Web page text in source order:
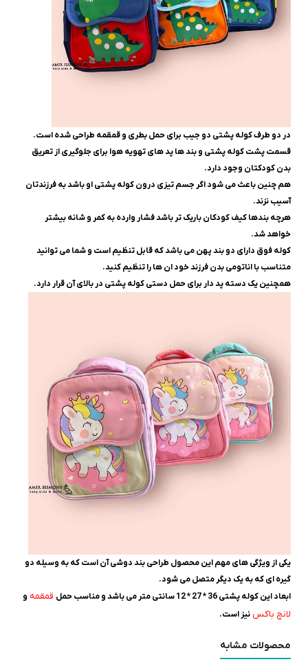
در دو طرف کوله پشتی دو جیب برای حمل بطری و قمقمه طراحی شده است.
قسمت پشت کوله پشتی و بند ها پد های تهویه هوا برای جلوگیری از تعریق
بدن کودکتان وجود دارد.
هم چنین باعث می شود اگر جسم تیزی درون کوله پشتی او باشد به فرزندتان
آسیب نزند.
هرچه بندها کیف کودکان باریک ‌تر باشد فشار وارده به کمر و شانه بیشتر
خواهد شد.
کوله فوق دارای دو بند پهن می باشد که قابل تنظیم است و شما می توانید
متناسب با اناتومی بدن فرزند خود ان ها را تنظیم کنید.
همچنین یک دسته پد دار برای حمل دستی کوله پشتی در بالای آن قرار دارد.
یکی از ویژگی های مهم این محصول طراحی بند دوشی آن است که به وسیله دو
گیره ای که به یک دیگر متصل می شود.
ابعاد این کوله پشتی 36 * 27 * 12 سانتی متر می باشد و مناسب حمل
قمقمه و
لانچ باکس نیز است.
محصولات مشابه